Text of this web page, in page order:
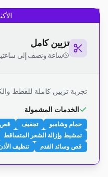
تزيين كامل
ساعة ونصف إلى
تجربة تزيين كاملة للقطط
الخدمات المشمولة
حمام وشامبو تجفيف
قص
تمشيط وإزالة الشعر المتساقط
قص وسائد القدم
تنظيف